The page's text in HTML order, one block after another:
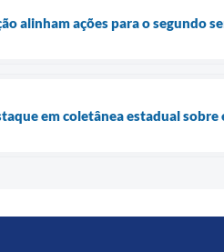
alinham ações para o segundo
em coletânea estadual